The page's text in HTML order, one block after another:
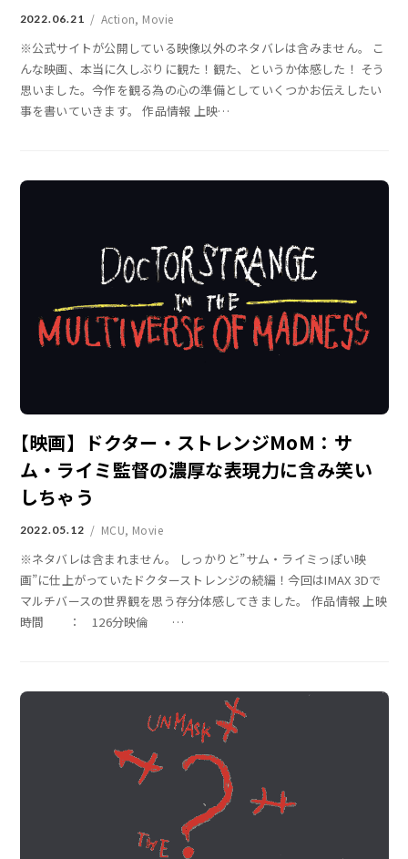
2022.06.21 Action, Movie
※公式サイトが公開している映像以外のネタバレは含みません。 こ
んな映画、本当に久しぶりに観た！観た、というか体感した！ そう
思いました。今作を観る為の心の準備としていくつかお伝えしたい
事を書いていきます。 作品情報 上映…
【映画】ドクター・ストレンジMoM：サ
ム・ライミ監督の濃厚な表現力に含み笑い
しちゃう
2022.05.12 MCU, Movie
※ネタバレは含まれません。 しっかりと”サム・ライミっぽい映
画”に仕上がっていたドクターストレンジの続編！今回はIMAX 3Dで
マルチバースの世界観を思う存分体感してきました。 作品情報 上映
時間 ： 126分映倫 …